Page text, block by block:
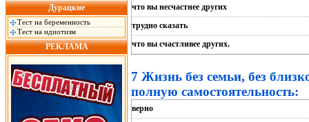
Дурацкие
Тест на беременность
Тест на идиотизм
РЕКЛАМА
что вы несчастнее других
трудно сказать
что вы счастливее других.
7 Жизнь без семьи, без
полную самостоятельность:
верно